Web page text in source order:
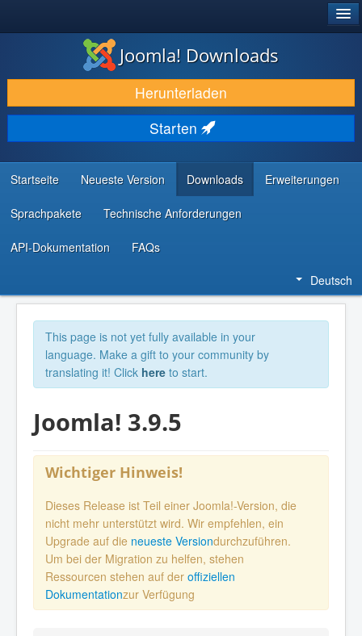
DOWNLOAD & ERWEITERN
ENTDECKEN & LERNEN
COMMUNITY & SUPPORT
RESSOURCEN FÜR ENTWICKLER
Joomla! Downloads
Herunterladen
Starten
Startseite Neueste Version Downloads Erweiterungen
Sprachpakete Technische Anforderungen
API-Dokumentation FAQs
Deutsch
This page is not yet fully available in your
language. Make a gift to your community by
translating it! Click here to start.
Joomla! 3.9.5
Wichtiger Hinweis!
Dieses Release ist Teil einer Joomla!-Version, die
nicht mehr unterstützt wird. Wir empfehlen, ein
Upgrade auf die neueste Versiondurchzuführen.
Um bei der Migration zu helfen, stehen
Ressourcen stehen auf der offiziellen
Dokumentationzur Verfügung